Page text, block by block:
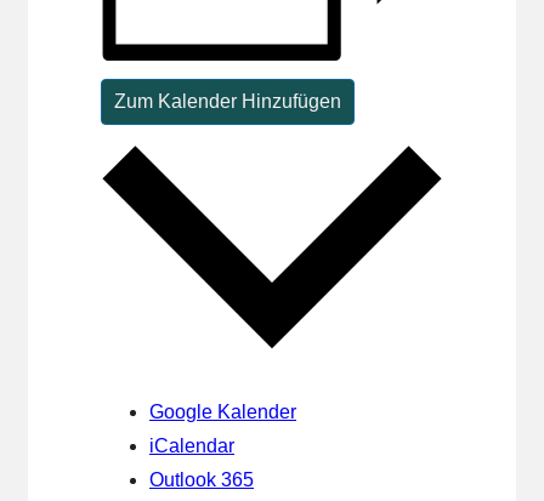
Zum Kalender Hinzufügen
Google Kalender
iCalendar
Outlook 365